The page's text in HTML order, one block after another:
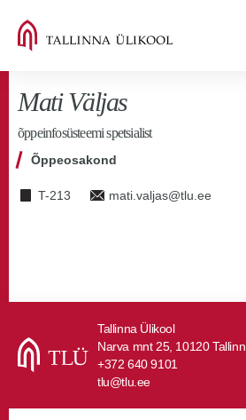
Mati Väljas
õppeinfosüsteemi spetsialist
Õppeosakond
T-213 mati.valjas@tlu.ee
Tallinna Ülikool
Narva mnt 25, 10120 Tallinn
+372 640 9101
tlu@tlu.ee